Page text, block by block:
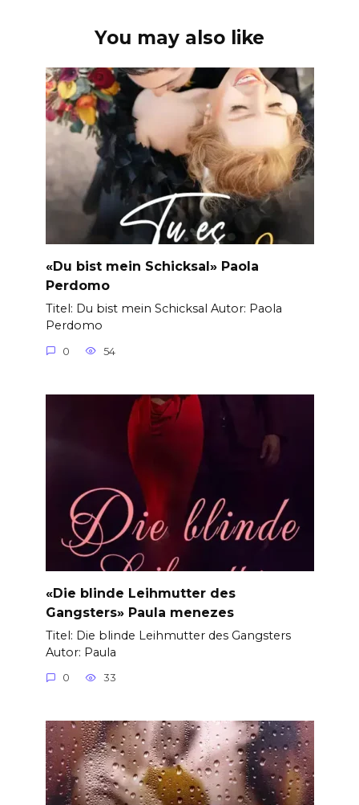
You may also like
«Du bist mein Schicksal» Paola
Perdomo
Titel: Du bist mein Schicksal Autor: Paola
Perdomo
0 54
«Die blinde Leihmutter des
Gangsters» Paula menezes
Titel: Die blinde Leihmutter des Gangsters
Autor: Paula
0 33